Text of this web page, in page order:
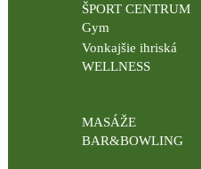
ŠPORT CENTRUM
Gym
Vonkajšie ihriská
WELLNESS
MASÁŽE
BAR&BOWLING